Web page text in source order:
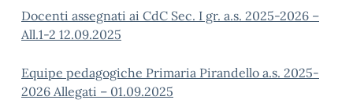
Docenti assegnati ai CdC Sec. I gr. a.s. 2025-2026 –
All.1-2 12.09.2025
Equipe pedagogiche Primaria Pirandello a.s. 2025-
2026 Allegati – 01.09.2025